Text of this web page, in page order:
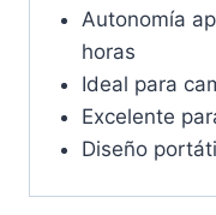
Autonomía
horas
Ideal para
Excelente
Diseño